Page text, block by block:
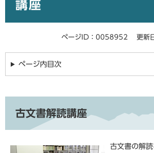
講座
ページID：0058952 更新
ページ内目次
古文書解読講座
古文書の解